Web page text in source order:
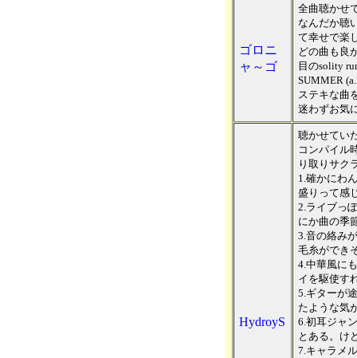
ゴロニ
ャ～ゴ
全曲聴かせ
なんだか聴
て幸せで楽
どの曲も良
目のsolity
SUMMER
ステキな曲
迷わずお気
HydroyS
聴かせてい
コンパイル
り取りサク
1.確かにわ
盛りって感
2.ライブっ
にか曲の季
3.音の絡み
毛糸ができ
4.中華風に
イを駆使す
5.ギターが
たような気
6.初耳ジャ
とある。け
7.キャラメ